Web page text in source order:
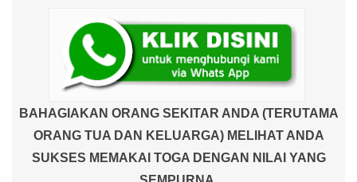
BAHAGIAKAN ORANG SEKITAR ANDA (TERUTAMA
ORANG TUA DAN KELUARGA) MELIHAT ANDA
SUKSES MEMAKAI TOGA DENGAN NILAI YANG